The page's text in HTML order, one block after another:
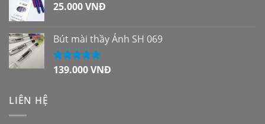
25.000VNĐ
Bút mài thầy Ánh SH 069
Được xếp
139.000VNĐ
LIÊN HỆ